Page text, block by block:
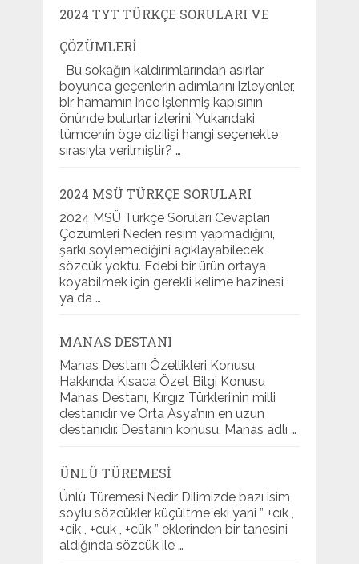
2024 TYT TÜRKÇE SORULARI VE
ÇÖZÜMLERI
Bu sokağın kaldırımlarından asırlar
boyunca geçenlerin adımlarını izleyenler,
bir hamamın ince işlenmiş kapısının
önünde bulurlar izlerini. Yukarıdaki
tümcenin öge dizilişi hangi seçenekte
sırasıyla verilmiştir? …
2024 MSÜ TÜRKÇE SORULARI
2024 MSÜ Türkçe Soruları Cevapları
Çözümleri Neden resim yapmadığını,
şarkı söylemediğini açıklayabilecek
sözcük yoktu. Edebi bir ürün ortaya
koyabilmek için gerekli kelime hazinesi
ya da …
MANAS DESTANI
Manas Destanı Özellikleri Konusu
Hakkında Kısaca Özet Bilgi Konusu
Manas Destanı, Kırgız Türkleri’nin milli
destanıdır ve Orta Asya’nın en uzun
destanıdır. Destanın konusu, Manas adlı …
ÜNLÜ TÜREMESI
Ünlü Türemesi Nedir Dilimizde bazı isim
soylu sözcükler küçültme eki yani ” +cık ,
+cik , +cuk , +cük ” eklerinden bir tanesini
aldığında sözcük ile …